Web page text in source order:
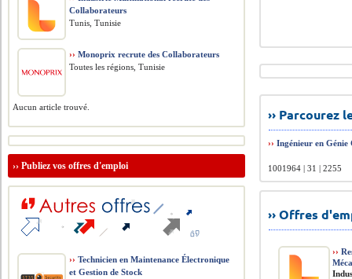
››
››Ingénieur en Génie
1001964 | 31 | 2255
›› Offres
››
Collaborateurs
Tunis, Tunisie
›› Monoprix recrute des Collaborateurs
Toutes les régions, Tunisie
Aucun article trouvé.
››Publiez vos offres d'emploi
›› Technicien en Maintenance Électronique
et Gestion de Stock